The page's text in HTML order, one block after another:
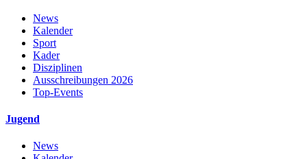
News
Kalender
Sport
Kader
Disziplinen
Ausschreibungen 2026
Top-Events
Jugend
News